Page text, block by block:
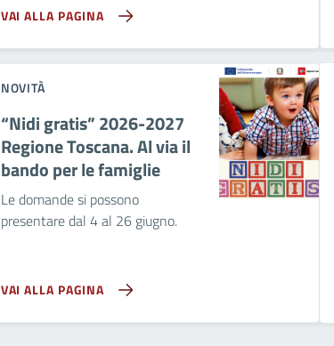
VAI ALLA PAGINA
NOVITÀ
“Nidi gratis” 2026-2027
Regione Toscana. Al via il
bando per le famiglie
Le domande si possono
presentare dal 4 al 26 giugno.
VAI ALLA PAGINA